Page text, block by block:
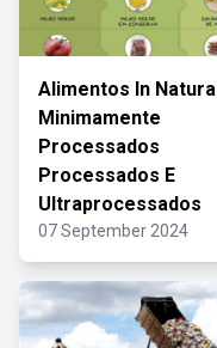
Alimentos In Natura
Minimamente
Processados
Processados E
Ultraprocessados
07 September 2024